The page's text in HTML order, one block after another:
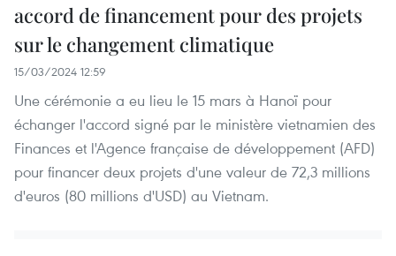
accord de financement pour des projets
sur le changement climatique
15/03/2024 12:59
Une cérémonie a eu lieu le 15 mars à Hanoï pour
échanger l'accord signé par le ministère vietnamien des
Finances et l'Agence française de développement (AFD)
pour financer deux projets d'une valeur de 72,3 millions
d'euros (80 millions d'USD) au Vietnam.